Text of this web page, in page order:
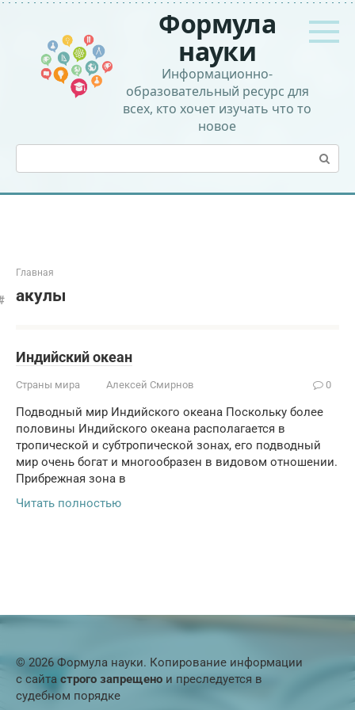
Перейти
контенту
Формула
науки
Информационно-
образовательный ресурс для
всех, кто хочет изучать что то
новое
Поиск:
Главная
акулы
Индийский океан
Страны мира Алексей Смирнов 0
Подводный мир Индийского океана Поскольку более
половины Индийского океана располагается в
тропической и субтропической зонах, его подводный
мир очень богат и многообразен в видовом отношении.
Прибрежная зона в
Читать полностью
© 2026 Формула науки. Копирование информации
с сайта строго запрещено и преследуется в
судебном порядке